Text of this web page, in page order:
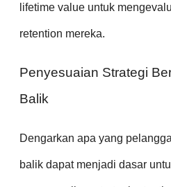
lifetime value untuk
retention mereka.
Penyesuaian Strategi
Balik
Dengarkan apa yang
balik dapat menjadi dasar